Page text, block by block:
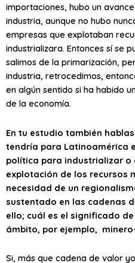
importaciones, hubo un
industria, aunque no hubo
empresas que explotaban
industrializara. Entonces sí se
salimos de la primarización,
industria, retrocedimos,
en algún sentido si ha habido
de la economía.
En tu estudio también
tendría para Latinoamérica
política para industrializar
explotación de los recursos
necesidad de un
sustentado en las cadenas
ello; cuál es el significado
ámbito, por ejemplo,
Si, más que cadena de valor